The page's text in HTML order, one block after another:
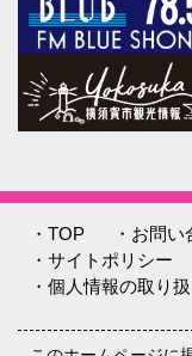
・TOP ・お問
・サイトポリシー
・個人情報の取り